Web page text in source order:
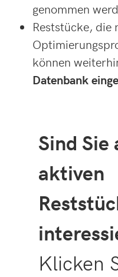
genommen
Reststücke, die
können
Datenbank
Sind Sie
aktiven
Klicken